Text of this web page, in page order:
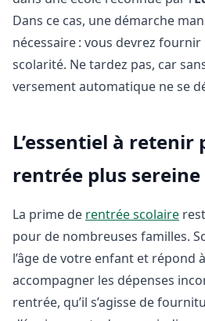
Dans ce cas, une démarche
nécessaire : vous devrez
scolarité. Ne tardez pas, car
versement automatique ne se
L’essentiel à retenir
rentrée plus sereine
La prime de rentrée scolaire
pour de nombreuses familles.
l’âge de votre enfant et répond
accompagner les dépenses
rentrée, qu’il s’agisse de